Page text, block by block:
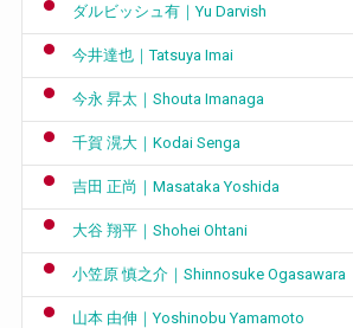
ダルビッシュ有｜Yu Darvish
今井達也｜Tatsuya Imai
今永 昇太｜Shouta Imanaga
千賀 滉大｜Kodai Senga
吉田 正尚｜Masataka Yoshida
大谷 翔平｜Shohei Ohtani
小笠原 慎之介｜Shinnosuke Ogasawara
山本 由伸｜Yoshinobu Yamamoto